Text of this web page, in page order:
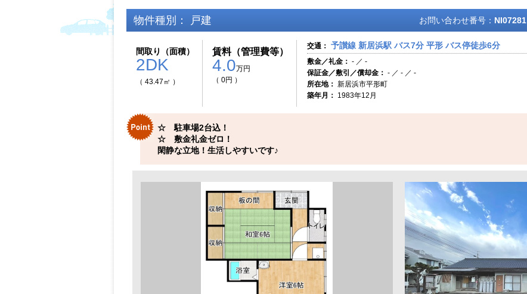
物件種別： 戸建 お問い合わせ番号： NI07281
間取り（面積）
2DK
（ 43.47㎡ ）
賃料（管理費等）
4.0万円
（ 0円 ）
交通： 予讃線 新居浜駅 バス7分 平形 バス停徒歩6分
敷金／礼金： - ／ -
保証金／敷引／償却金： - ／ - ／ -
所在地： 新居浜市平形町
築年月： 1983年12月
☆ 駐車場2台込！
☆ 敷金礼金ゼロ！
閑静な立地！生活しやすいです♪